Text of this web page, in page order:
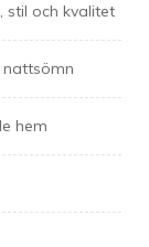
stil och kvalitet
hem